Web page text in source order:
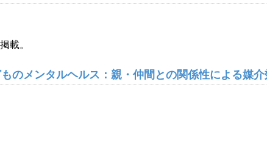
載。
メンタルヘルス：親・仲間との関係性による媒介